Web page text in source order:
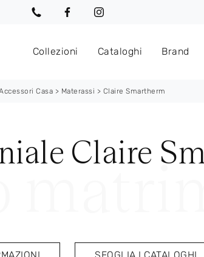
Collezioni Cataloghi Brand
Casa > Materassi > Claire Smartherm
Claire